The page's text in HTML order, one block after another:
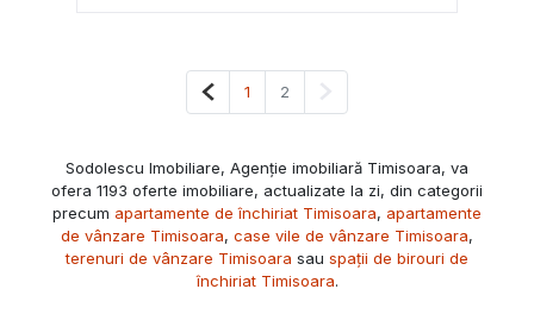
Pagina anterioară
1 2
Sodolescu Imobiliare, Agenție imobiliară Timisoara, va
ofera 1193 oferte imobiliare, actualizate la zi, din categorii
precum apartamente de închiriat Timisoara, apartamente
de vânzare Timisoara, case vile de vânzare Timisoara,
terenuri de vânzare Timisoara sau spații de birouri de
închiriat Timisoara.